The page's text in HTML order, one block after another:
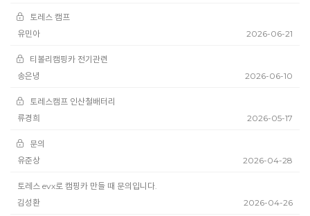
토레스 캠프
유민아
2026-06-21
티볼리캠핑카 전기관련
송은녕
2026-06-10
토레스캠프 인산철배터리
류경희
2026-05-17
문의
유준상
2026-04-28
토레스 evx로 캠핑카 만들 때 문의입니다.
김성환
2026-04-26